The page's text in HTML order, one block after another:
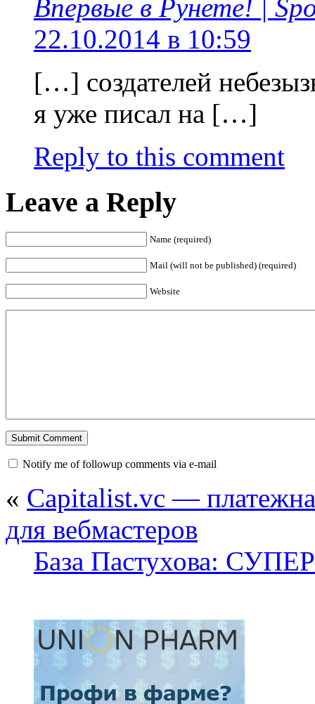
Впервые в Рунете! |
22.10.2014 в 10:59
[…] создателей
я уже писал на […]
Reply to this comment
Leave a Reply
Name (required)
Mail (will not be published) (required)
Website
Notify me of followup comments via e-mail
« Capitalist.vc —
для вебмастеров
База Пастухова: